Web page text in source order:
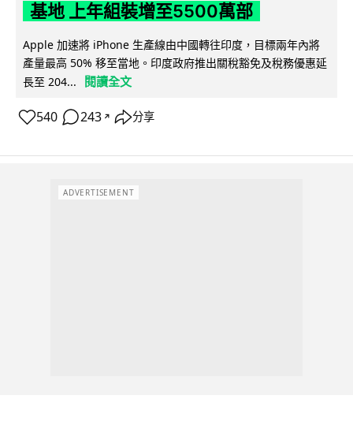
基地 上年組裝增至5500萬部
Apple 加速將 iPhone 生產線由中國轉往印度，目標兩年內將
產量最高 50% 移至當地。印度政府推出關稅豁免及稅務優惠延
長至 204...
閱讀全文
540 243 ↗ 分享
ADVERTISEMENT